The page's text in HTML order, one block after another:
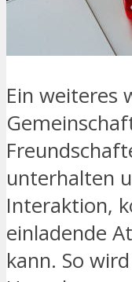
Ein weiteres
unterhalten
Interaktion,
einladende
kann. So